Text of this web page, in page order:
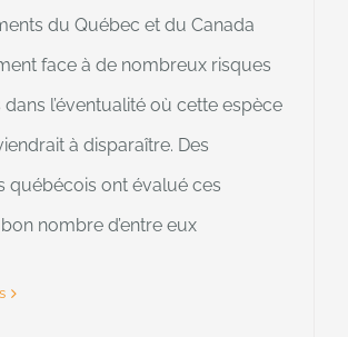
du Québec et du Canada
face à de nombreux risques
l’éventualité où cette espèce
à disparaître. Des
québécois ont évalué ces
nombre d’entre eux